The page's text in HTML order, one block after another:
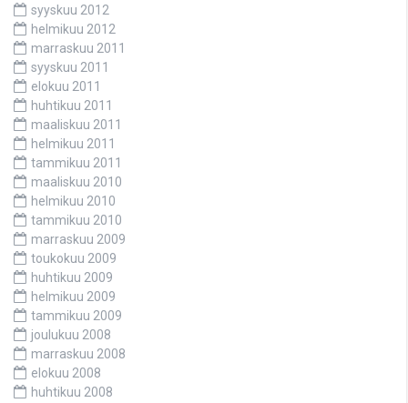
syyskuu 2012
helmikuu 2012
marraskuu 2011
syyskuu 2011
elokuu 2011
huhtikuu 2011
maaliskuu 2011
helmikuu 2011
tammikuu 2011
maaliskuu 2010
helmikuu 2010
tammikuu 2010
marraskuu 2009
toukokuu 2009
huhtikuu 2009
helmikuu 2009
tammikuu 2009
joulukuu 2008
marraskuu 2008
elokuu 2008
huhtikuu 2008